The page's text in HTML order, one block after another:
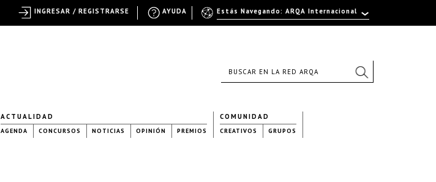
ACTUALIDAD
AGENDA CONCURSOS NOTICIAS OPINIÓN PREMIOS
COMUNIDAD
CREATIVOS GRUPOS
Estás Navegando: ARQA Internacional
AYUDA
INGRESAR / REGISTRARSE